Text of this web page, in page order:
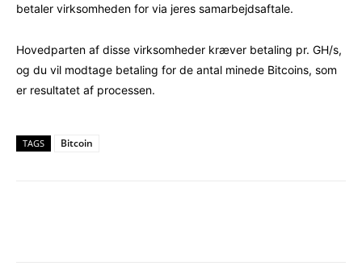
betaler virksomheden for via jeres samarbejdsaftale.
Hovedparten af disse virksomheder kræver betaling pr. GH/s,
og du vil modtage betaling for de antal minede Bitcoins, som
er resultatet af processen.
TAGS Bitcoin